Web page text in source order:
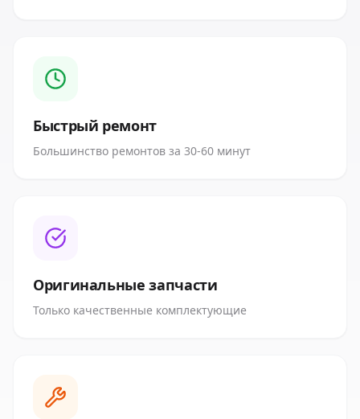
Быстрый ремонт
Большинство ремонтов за 30-60 минут
Оригинальные запчасти
Только качественные комплектующие